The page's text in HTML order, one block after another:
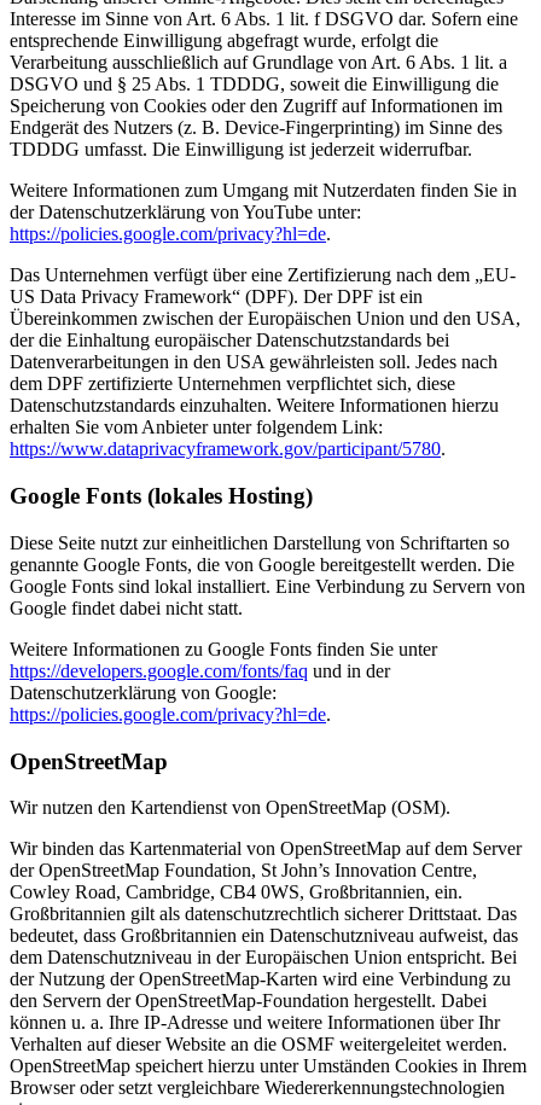
Interesse im Sinne von Art. 6 Abs. 1 lit. f DSGVO dar. Sofern eine
entsprechende Einwilligung abgefragt wurde, erfolgt die
Verarbeitung ausschließlich auf Grundlage von Art. 6 Abs. 1 lit. a
DSGVO und § 25 Abs. 1 TDDDG, soweit die Einwilligung die
Speicherung von Cookies oder den Zugriff auf Informationen im
Endgerät des Nutzers (z. B. Device-Fingerprinting) im Sinne des
TDDDG umfasst. Die Einwilligung ist jederzeit widerrufbar.
Weitere Informationen zum Umgang mit Nutzerdaten finden Sie in
der Datenschutzerklärung von YouTube unter:
https://policies.google.com/privacy?hl=de.
Das Unternehmen verfügt über eine Zertifizierung nach dem „EU-
US Data Privacy Framework“ (DPF). Der DPF ist ein
Übereinkommen zwischen der Europäischen Union und den USA,
der die Einhaltung europäischer Datenschutzstandards bei
Datenverarbeitungen in den USA gewährleisten soll. Jedes nach
dem DPF zertifizierte Unternehmen verpflichtet sich, diese
Datenschutzstandards einzuhalten. Weitere Informationen hierzu
erhalten Sie vom Anbieter unter folgendem Link:
https://www.dataprivacyframework.gov/participant/5780.
Google Fonts (lokales Hosting)
Diese Seite nutzt zur einheitlichen Darstellung von Schriftarten so
genannte Google Fonts, die von Google bereitgestellt werden. Die
Google Fonts sind lokal installiert. Eine Verbindung zu Servern von
Google findet dabei nicht statt.
Weitere Informationen zu Google Fonts finden Sie unter
https://developers.google.com/fonts/faq und in der
Datenschutzerklärung von Google:
https://policies.google.com/privacy?hl=de.
OpenStreetMap
Wir nutzen den Kartendienst von OpenStreetMap (OSM).
Wir binden das Kartenmaterial von OpenStreetMap auf dem Server
der OpenStreetMap Foundation, St John’s Innovation Centre,
Cowley Road, Cambridge, CB4 0WS, Großbritannien, ein.
Großbritannien gilt als datenschutzrechtlich sicherer Drittstaat. Das
bedeutet, dass Großbritannien ein Datenschutzniveau aufweist, das
dem Datenschutzniveau in der Europäischen Union entspricht. Bei
der Nutzung der OpenStreetMap-Karten wird eine Verbindung zu
den Servern der OpenStreetMap-Foundation hergestellt. Dabei
können u. a. Ihre IP-Adresse und weitere Informationen über Ihr
Verhalten auf dieser Website an die OSMF weitergeleitet werden.
OpenStreetMap speichert hierzu unter Umständen Cookies in Ihrem
Browser oder setzt vergleichbare Wiedererkennungstechnologien